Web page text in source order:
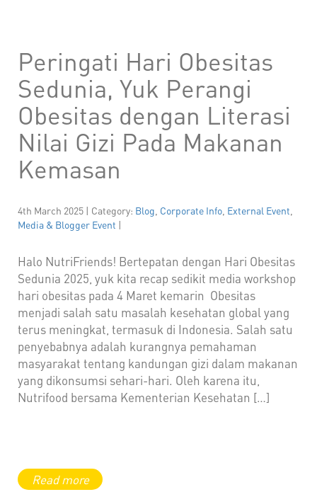
Peringati Hari Obesitas
Sedunia, Yuk Perangi
Obesitas dengan Literasi
Nilai Gizi Pada Makanan
Kemasan
4th March 2025 | Category: Blog Corporate Info External Event
Media & Blogger Event |
Halo NutriFriends! Bertepatan dengan Hari Obesitas
Sedunia 2025, yuk kita recap sedikit media workshop
hari obesitas pada 4 Maret kemarin Obesitas
menjadi salah satu masalah kesehatan global yang
terus meningkat, termasuk di Indonesia. Salah satu
penyebabnya adalah kurangnya pemahaman
masyarakat tentang kandungan gizi dalam makanan
yang dikonsumsi sehari-hari. Oleh karena itu,
Nutrifood bersama Kementerian Kesehatan […]